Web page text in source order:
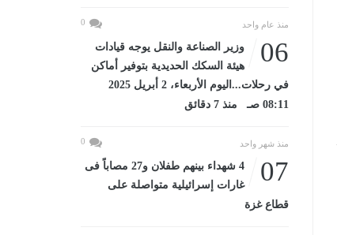
منذ عام واحد 0
06
وزير الصناعة والنقل يوجه قيادات
هيئة السكك الحديدية بتوفير أماكن
في رحلات...اليوم الأربعاء، 2 أبريل 2025
08:11 صـ منذ 7 دقائق
منذ شهر واحد 0
07
4 شهداء بينهم طفلان و27 مصاباً فى
غارات إسرائيلية متواصلة على
قطاع غزة